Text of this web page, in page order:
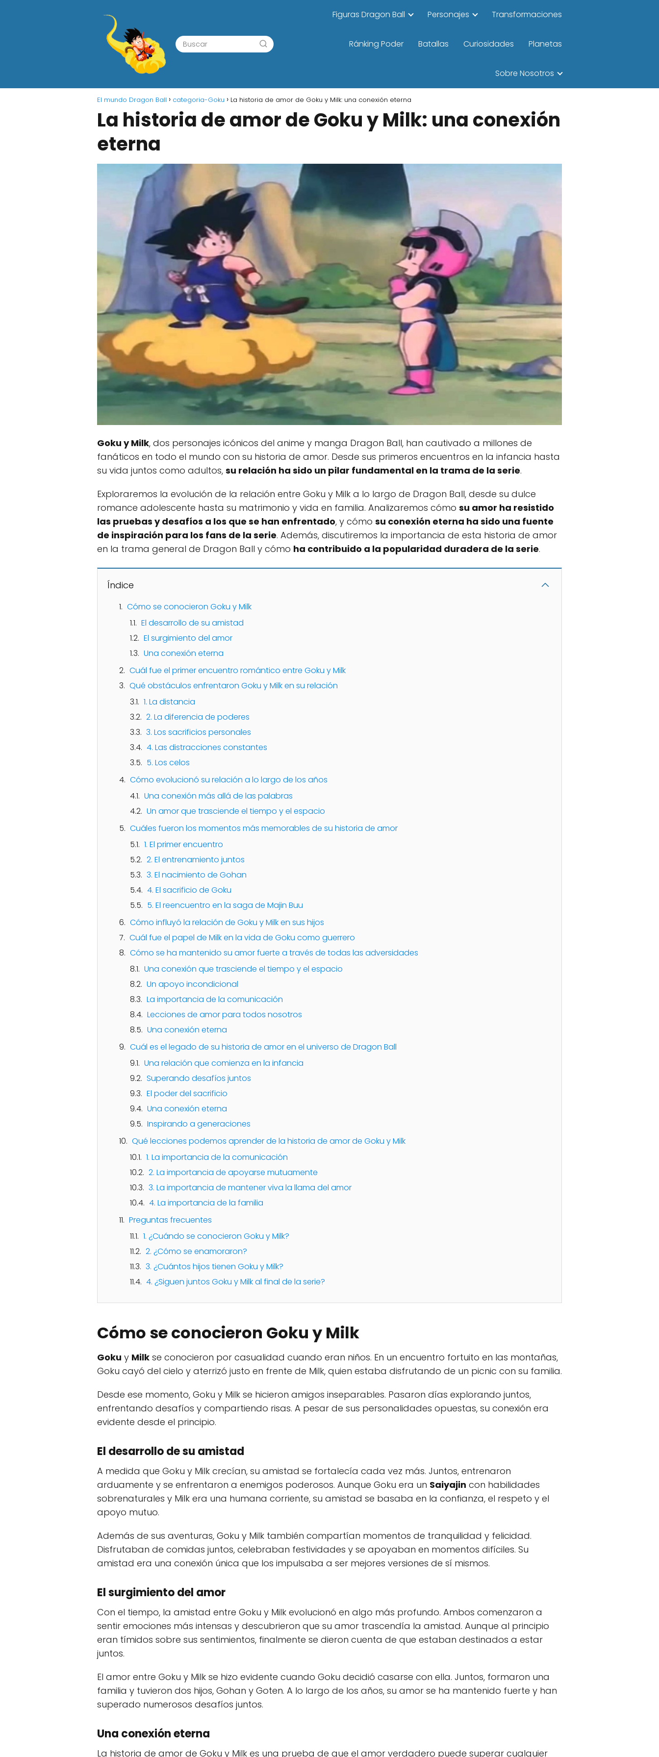
Figuras Dragon Ball Personajes Transformaciones
Ránking Poder Batallas Curiosidades Planetas
Sobre Nosotros
El mundo Dragon Ball categoria-Goku La historia de amor de Goku y Milk: una conexión eterna
La historia de amor de Goku y Milk: una conexión
eterna
Goku y Milk, dos personajes icónicos del anime y manga Dragon Ball, han cautivado a millones de
fanáticos en todo el mundo con su historia de amor. Desde sus primeros encuentros en la infancia hasta
su vida juntos como adultos, su relación ha sido un pilar fundamental en la trama de la serie.
Exploraremos la evolución de la relación entre Goku y Milk a lo largo de Dragon Ball, desde su dulce
romance adolescente hasta su matrimonio y vida en familia. Analizaremos cómo su amor ha resistido
las pruebas y desafíos a los que se han enfrentado, y cómo su conexión eterna ha sido una fuente
de inspiración para los fans de la serie. Además, discutiremos la importancia de esta historia de amor
en la trama general de Dragon Ball y cómo ha contribuido a la popularidad duradera de la serie.
Índice
Cómo se conocieron Goku y Milk
El desarrollo de su amistad
El surgimiento del amor
Una conexión eterna
Cuál fue el primer encuentro romántico entre Goku y Milk
Qué obstáculos enfrentaron Goku y Milk en su relación
1. La distancia
2. La diferencia de poderes
3. Los sacrificios personales
4. Las distracciones constantes
5. Los celos
Cómo evolucionó su relación a lo largo de los años
Una conexión más allá de las palabras
Un amor que trasciende el tiempo y el espacio
Cuáles fueron los momentos más memorables de su historia de amor
1. El primer encuentro
2. El entrenamiento juntos
3. El nacimiento de Gohan
4. El sacrificio de Goku
5. El reencuentro en la saga de Majin Buu
Cómo influyó la relación de Goku y Milk en sus hijos
Cuál fue el papel de Milk en la vida de Goku como guerrero
Cómo se ha mantenido su amor fuerte a través de todas las adversidades
Una conexión que trasciende el tiempo y el espacio
Un apoyo incondicional
La importancia de la comunicación
Lecciones de amor para todos nosotros
Una conexión eterna
Cuál es el legado de su historia de amor en el universo de Dragon Ball
Una relación que comienza en la infancia
Superando desafíos juntos
El poder del sacrificio
Una conexión eterna
Inspirando a generaciones
Qué lecciones podemos aprender de la historia de amor de Goku y Milk
1. La importancia de la comunicación
2. La importancia de apoyarse mutuamente
3. La importancia de mantener viva la llama del amor
4. La importancia de la familia
Preguntas frecuentes
1. ¿Cuándo se conocieron Goku y Milk?
2. ¿Cómo se enamoraron?
3. ¿Cuántos hijos tienen Goku y Milk?
4. ¿Siguen juntos Goku y Milk al final de la serie?
Cómo se conocieron Goku y Milk
Goku y Milk se conocieron por casualidad cuando eran niños. En un encuentro fortuito en las montañas,
Goku cayó del cielo y aterrizó justo en frente de Milk, quien estaba disfrutando de un picnic con su familia.
Desde ese momento, Goku y Milk se hicieron amigos inseparables. Pasaron días explorando juntos,
enfrentando desafíos y compartiendo risas. A pesar de sus personalidades opuestas, su conexión era
evidente desde el principio.
El desarrollo de su amistad
A medida que Goku y Milk crecían, su amistad se fortalecía cada vez más. Juntos, entrenaron
arduamente y se enfrentaron a enemigos poderosos. Aunque Goku era un Saiyajin con habilidades
sobrenaturales y Milk era una humana corriente, su amistad se basaba en la confianza, el respeto y el
apoyo mutuo.
Además de sus aventuras, Goku y Milk también compartían momentos de tranquilidad y felicidad.
Disfrutaban de comidas juntos, celebraban festividades y se apoyaban en momentos difíciles. Su
amistad era una conexión única que los impulsaba a ser mejores versiones de sí mismos.
El surgimiento del amor
Con el tiempo, la amistad entre Goku y Milk evolucionó en algo más profundo. Ambos comenzaron a
sentir emociones más intensas y descubrieron que su amor trascendía la amistad. Aunque al principio
eran tímidos sobre sus sentimientos, finalmente se dieron cuenta de que estaban destinados a estar
juntos.
El amor entre Goku y Milk se hizo evidente cuando Goku decidió casarse con ella. Juntos, formaron una
familia y tuvieron dos hijos, Gohan y Goten. A lo largo de los años, su amor se ha mantenido fuerte y han
superado numerosos desafíos juntos.
Una conexión eterna
La historia de amor de Goku y Milk es una prueba de que el amor verdadero puede superar cualquier